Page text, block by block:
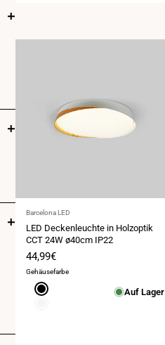
Anbieter:
Barcelona LED
LED Deckenleuchte in Holzoptik
CCT 24W ø40cm IP22
Verkaufspreis
44,99€
Gehäusefarbe
Schwarz
Auf Lager